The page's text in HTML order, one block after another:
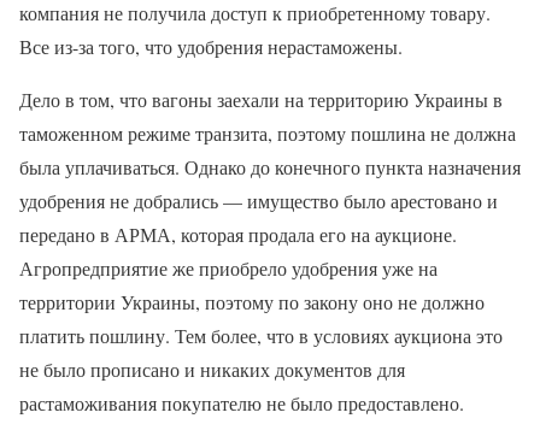
компания не получила доступ к приобретенному товару.
Все из-за того, что удобрения нерастаможены.
Дело в том, что вагоны заехали на территорию Украины в
таможенном режиме транзита, поэтому пошлина не должна
была уплачиваться. Однако до конечного пункта назначения
удобрения не добрались — имущество было арестовано и
передано в АРМА, которая продала его на аукционе.
Агропредприятие же приобрело удобрения уже на
территории Украины, поэтому по закону оно не должно
платить пошлину. Тем более, что в условиях аукциона это
не было прописано и никаких документов для
растаможивания покупателю не было предоставлено.